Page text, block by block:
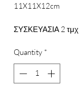
11X11X12cm
ΣΥΣΚΕΥΑΣΙΑ 2 τμχ
Quantity *